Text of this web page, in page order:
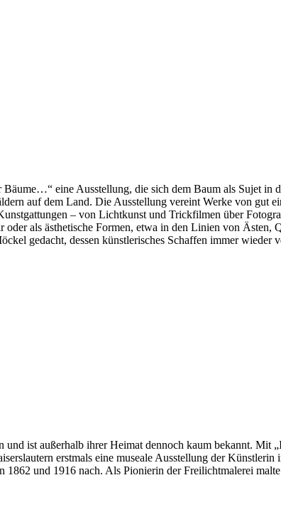
eine Ausstellung, die sich dem Baum als Sujet
auf dem Land. Die Ausstellung vereint Werke von gut
– von Lichtkunst und Trickfilmen über
als ästhetische Formen, etwa in den Linien von Ästen,
gedacht, dessen künstlerisches Schaffen immer wieder
und ist außerhalb ihrer Heimat dennoch kaum bekannt. Mit
erstmals eine museale Ausstellung der
und 1916 nach. Als Pionierin der Freilichtmalerei